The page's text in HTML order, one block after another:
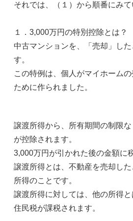
それでは、（１）から順番にみて
１．3,000万円の特別控除とは？
中古マンションを、「売却」し
す。
この特例は、個人がマイホーム
ために作られました。
譲渡所得から、所有期間の制限
が控除されます。
3,000万円が引かれた後の金額に
譲渡所得とは、不動産を売却し
所得のことです。
譲渡所得に対しては、他の所得と
住民税が課税されます。